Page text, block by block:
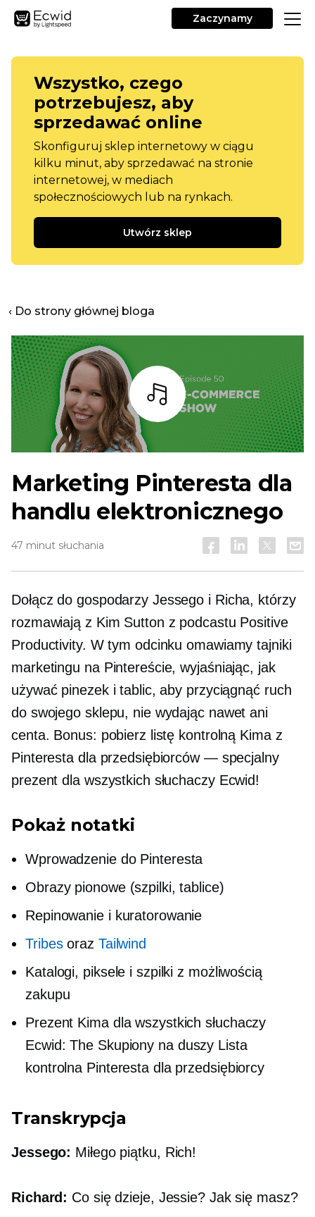
Zaczynamy
Wszystko, czego
potrzebujesz, aby
sprzedawać online
Skonfiguruj sklep internetowy w ciągu
kilku minut, aby sprzedawać na stronie
internetowej, w mediach
społecznościowych lub na rynkach.
Utwórz sklep
‹ Do strony głównej bloga
Słuchaj
Marketing Pinteresta dla
handlu elektronicznego
47 minut słuchania
Dołącz do gospodarzy Jessego i Richa, którzy
rozmawiają z Kim Sutton z podcastu Positive
Productivity. W tym odcinku omawiamy tajniki
marketingu na Pintereście, wyjaśniając, jak
używać pinezek i tablic, aby przyciągnąć ruch
do swojego sklepu, nie wydając nawet ani
centa. Bonus: pobierz listę kontrolną Kima z
Pinteresta dla przedsiębiorców — specjalny
prezent dla wszystkich słuchaczy Ecwid!
Pokaż notatki
Wprowadzenie do Pinteresta
Obrazy pionowe (szpilki, tablice)
Repinowanie i kuratorowanie
Tribesoraz Tailwind
Katalogi, piksele i szpilki z możliwością
zakupu
Prezent Kima dla wszystkich słuchaczy
Ecwid: The Skupiony na duszy Lista
kontrolna Pinteresta dla przedsiębiorcy
Transkrypcja
Jessego: Miłego piątku, Rich!
Richard: Co się dzieje, Jessie? Jak się masz?